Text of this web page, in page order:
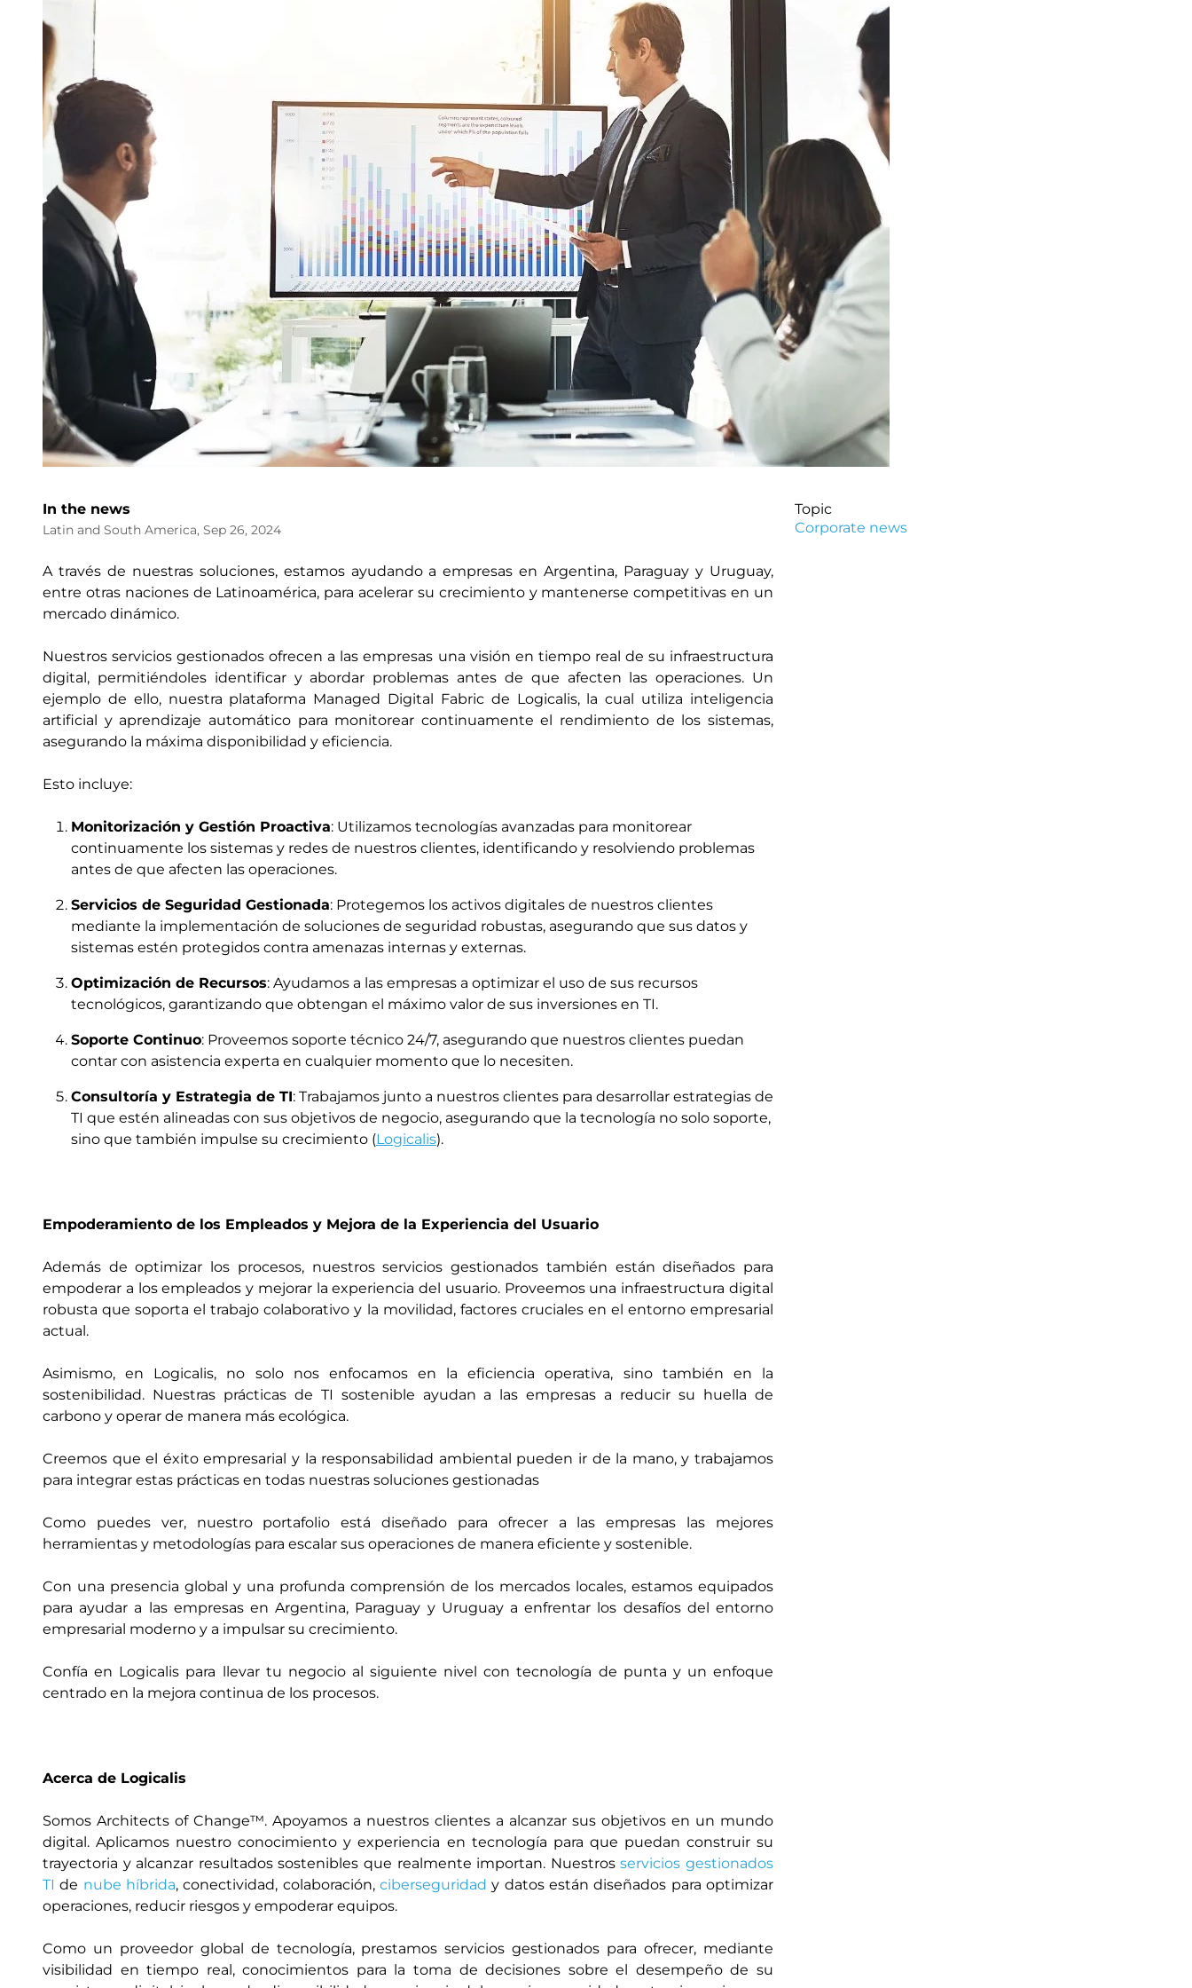
In the news
Latin and South America, Sep 26, 2024
A través de nuestras soluciones, estamos ayudando a empresas en Argentina, Paraguay y Uruguay,
entre otras naciones de Latinoamérica, para acelerar su crecimiento y mantenerse competitivas en un
mercado dinámico.
Nuestros servicios gestionados ofrecen a las empresas una visión en tiempo real de su infraestructura
digital, permitiéndoles identificar y abordar problemas antes de que afecten las operaciones. Un
ejemplo de ello, nuestra plataforma Managed Digital Fabric de Logicalis, la cual utiliza inteligencia
artificial y aprendizaje automático para monitorear continuamente el rendimiento de los sistemas,
asegurando la máxima disponibilidad y eficiencia​.
Esto incluye:
Monitorización y Gestión Proactiva: Utilizamos tecnologías avanzadas para monitorear
continuamente los sistemas y redes de nuestros clientes, identificando y resolviendo problemas
antes de que afecten las operaciones.
Servicios de Seguridad Gestionada: Protegemos los activos digitales de nuestros clientes
mediante la implementación de soluciones de seguridad robustas, asegurando que sus datos y
sistemas estén protegidos contra amenazas internas y externas.
Optimización de Recursos: Ayudamos a las empresas a optimizar el uso de sus recursos
tecnológicos, garantizando que obtengan el máximo valor de sus inversiones en TI.
Soporte Continuo: Proveemos soporte técnico 24/7, asegurando que nuestros clientes puedan
contar con asistencia experta en cualquier momento que lo necesiten.
Consultoría y Estrategia de TI: Trabajamos junto a nuestros clientes para desarrollar estrategias de
TI que estén alineadas con sus objetivos de negocio, asegurando que la tecnología no solo soporte,
sino que también impulse su crecimiento​ (Logicalis)​.
Empoderamiento de los Empleados y Mejora de la Experiencia del Usuario
Además de optimizar los procesos, nuestros servicios gestionados también están diseñados para
empoderar a los empleados y mejorar la experiencia del usuario. Proveemos una infraestructura digital
robusta que soporta el trabajo colaborativo y la movilidad, factores cruciales en el entorno empresarial
actual​.
Asimismo, en Logicalis, no solo nos enfocamos en la eficiencia operativa, sino también en la
sostenibilidad. Nuestras prácticas de TI sostenible ayudan a las empresas a reducir su huella de
carbono y operar de manera más ecológica.
Creemos que el éxito empresarial y la responsabilidad ambiental pueden ir de la mano, y trabajamos
para integrar estas prácticas en todas nuestras soluciones gestionadas​
Como puedes ver, nuestro portafolio está diseñado para ofrecer a las empresas las mejores
herramientas y metodologías para escalar sus operaciones de manera eficiente y sostenible.
Con una presencia global y una profunda comprensión de los mercados locales, estamos equipados
para ayudar a las empresas en Argentina, Paraguay y Uruguay a enfrentar los desafíos del entorno
empresarial moderno y a impulsar su crecimiento.
Confía en Logicalis para llevar tu negocio al siguiente nivel con tecnología de punta y un enfoque
centrado en la mejora continua de los procesos.
Acerca de Logicalis
Somos Architects of Change™. Apoyamos a nuestros clientes a alcanzar sus objetivos en un mundo
digital. Aplicamos nuestro conocimiento y experiencia en tecnología para que puedan construir su
trayectoria y alcanzar resultados sostenibles que realmente importan. Nuestrosservicios gestionados
TI de nube híbrida, conectividad, colaboración,ciberseguridad y datos están diseñados para optimizar
operaciones, reducir riesgos y empoderar equipos.
Como un proveedor global de tecnología, prestamos servicios gestionados para ofrecer, mediante
visibilidad en tiempo real, conocimientos para la toma de decisiones sobre el desempeño de su
Topic
Corporate news